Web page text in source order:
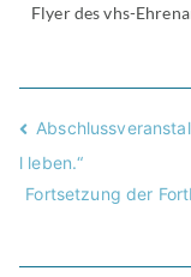
Flyer des vhs-
l leben.“
Fortsetzung der